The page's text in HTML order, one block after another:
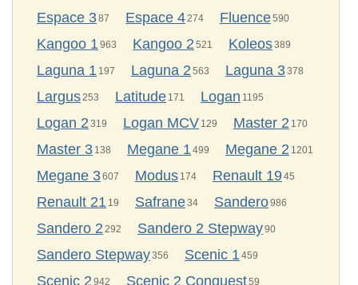
Espace 387 Espace 4 274 Fluence590
Kangoo 1 963 Kangoo 2 521 Koleos389
Laguna 1 197 Laguna 2 563 Laguna 3378
Largus 253 Latitude 171 Logan 1195
Logan 2 319 Logan MCV 129 Master 2 170
Master 3 138 Megane 1 499 Megane 2 1201
Megane 3607 Modus 174 Renault 1945
Renault 21 19 Safrane34 Sandero986
Sandero 2 292 Sandero 2 Stepway90
Sandero Stepway356 Scenic 1 459
Scenic 2 942 Scenic 2 Conquest59